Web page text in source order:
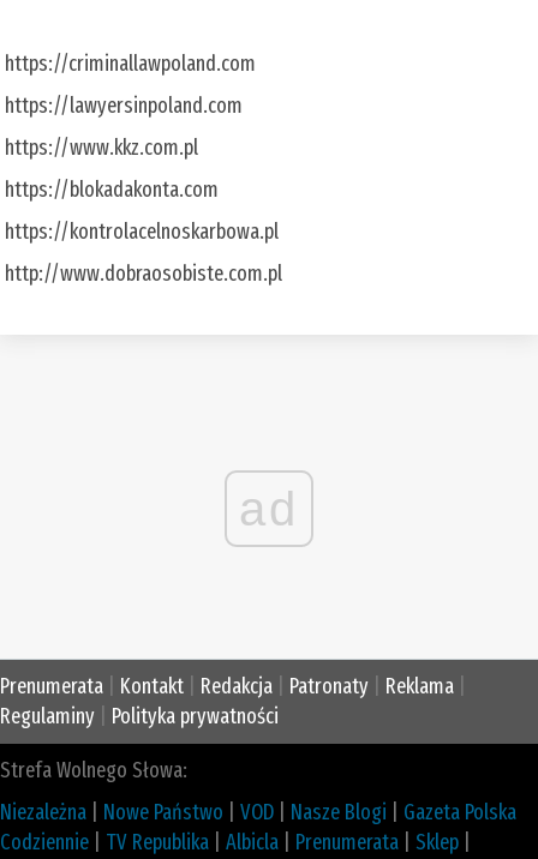
https://criminallawpoland.com
https://lawyersinpoland.com
https://www.kkz.com.pl
https://blokadakonta.com
https://kontrolacelnoskarbowa.pl
http://www.dobraosobiste.com.pl
ad
Prenumerata Kontakt Redakcja Patronaty Reklama
Regulaminy
Polityka prywatności
Strefa Wolnego Słowa:
Niezależna
Nowe Państwo VOD Nasze Blogi
Gazeta Polska
Codziennie
TV Republika Albicla Prenumerata Sklep